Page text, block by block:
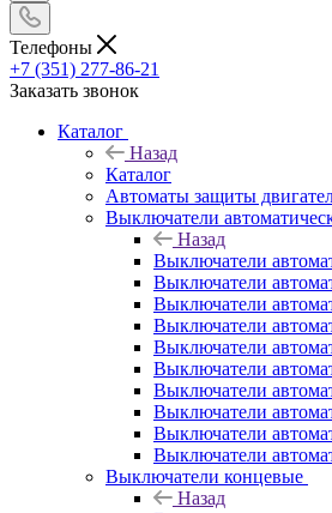
Телефоны
+7 (351) 277-86-21
Заказать звонок
Каталог
Назад
Каталог
Автоматы защиты
Выключатели
Назад
Выключатели
Выключатели
Выключатели
Выключатели
Выключатели
Выключатели
Выключатели
Выключатели
Выключатели
Выключатели
Выключатели концевые
Назад